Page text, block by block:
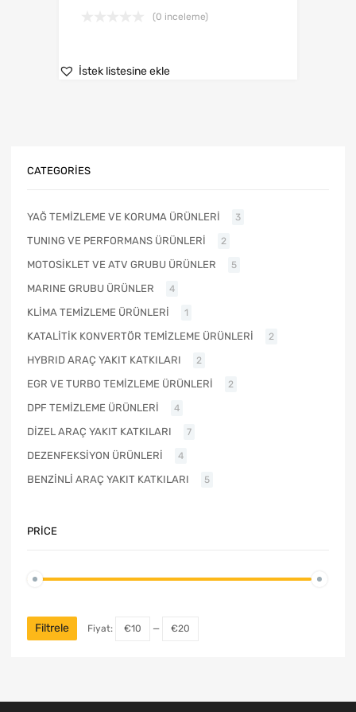
(0 inceleme)
İstek listesine ekle
CATEGORIES
YAĞ TEMİZLEME VE KORUMA ÜRÜNLERİ 3
TUNING VE PERFORMANS ÜRÜNLERİ 2
MOTOSİKLET VE ATV GRUBU ÜRÜNLER 5
MARINE GRUBU ÜRÜNLER 4
KLİMA TEMİZLEME ÜRÜNLERİ 1
KATALİTİK KONVERTÖR TEMİZLEME ÜRÜNLERİ 2
HYBRID ARAÇ YAKIT KATKILARI 2
EGR VE TURBO TEMİZLEME ÜRÜNLERİ 2
DPF TEMİZLEME ÜRÜNLERİ 4
DİZEL ARAÇ YAKIT KATKILARI 7
DEZENFEKSİYON ÜRÜNLERİ 4
BENZİNLİ ARAÇ YAKIT KATKILARI 5
PRICE
Filtrele Fiyat: €10 — €20